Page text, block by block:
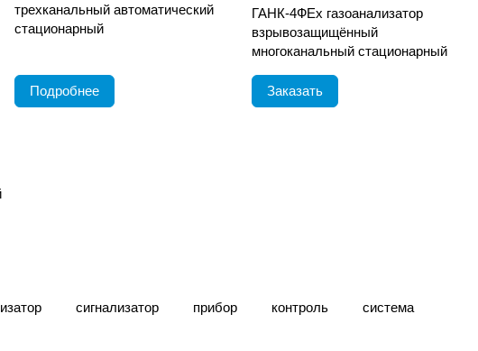
трехканальный автоматический
стационарный
Подробнее
ГАНК-4ФEx газоанализатор
взрывозащищённый
многоканальный стационарный
Заказать
сигнализатор прибор контроль система